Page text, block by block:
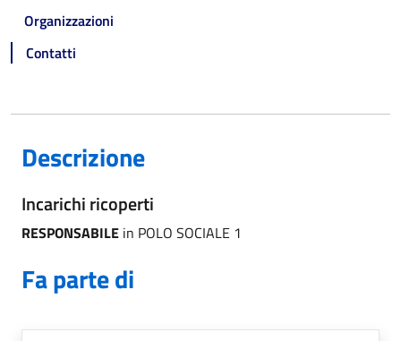
Organizzazioni
Contatti
Descrizione
Incarichi ricoperti
RESPONSABILE in POLO SOCIALE 1
Fa parte di